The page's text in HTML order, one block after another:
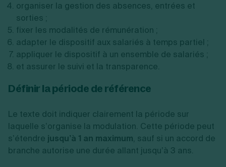
organiser la gestion des absences, entrées et
sorties ;
fixer les modalités de rémunération ;
adapter le dispositif aux salariés à temps partiel ;
appliquer le dispositif à un ensemble de salariés ;
et assurer le suivi et la transparence.
Définir la période de référence
Le texte doit indiquer clairement la période sur
laquelle s’organise la modulation. Cette période peut
s’étendre jusqu’à 1 an maximum, sauf si un accord de
branche autorise une durée allant jusqu’à 3 ans.